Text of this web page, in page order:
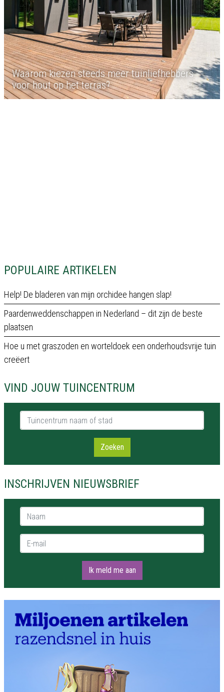
POPULAIRE ARTIKELEN
Help! De bladeren van mijn orchidee hangen slap!
Paardenweddenschappen in Nederland – dit zijn de beste
plaatsen
Hoe u met graszoden en worteldoek een onderhoudsvrije tuin
creëert
VIND JOUW TUINCENTRUM
Tuincentrum naam of stad
Zoeken
INSCHRIJVEN NIEUWSBRIEF
Naam *
E-mail *
Ik meld me aan
Waarom kiezen steeds meer tuinliefhebbers
voor hout op het terras?